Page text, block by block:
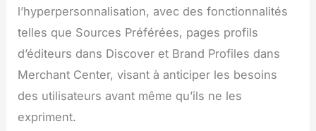
l’hyperpersonnalisation, avec des fonctionnalités
telles que Sources Préférées, pages profils
d’éditeurs dans Discover et Brand Profiles dans
Merchant Center, visant à anticiper les besoins
des utilisateurs avant même qu’ils ne les
expriment.